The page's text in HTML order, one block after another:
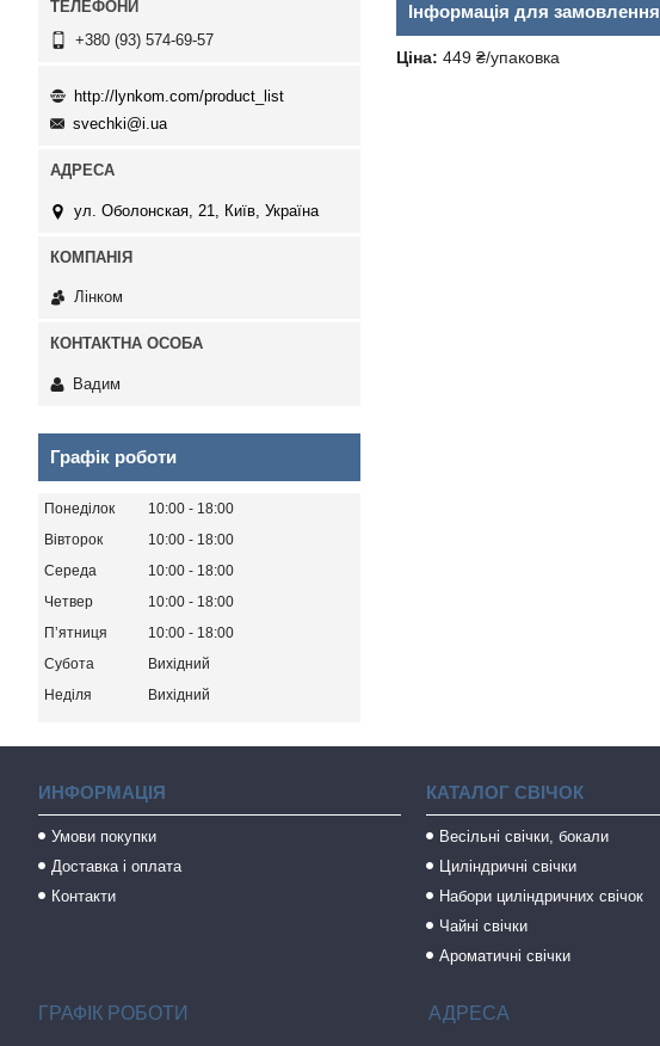
Інформація для замовлення
Ціна: 449 ₴/упаковка
+380 (93) 574-69-57
http://lynkom.com/product_list
svechki@i.ua
ул. Оболонская, 21, Київ, Україна
Лінком
Вадим
Графік роботи
Понеділок 10:00
18:00
Вівторок
10:00
18:00
Середа
10:00
18:00
Четвер
10:00
18:00
Пʼятниця
10:00
18:00
Субота
Вихідний
Неділя
Вихідний
ИНФОРМАЦІЯ
Умови покупки
Доставка і оплата
Контакти
КАТАЛОГ СВІЧОК
Весільні свічки, бокали
Циліндричні свічки
Набори циліндричних свічок
Чайні свічки
Ароматичні свічки
ГРАФІК РОБОТИ